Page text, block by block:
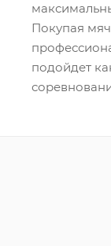
Покупая
подойдет